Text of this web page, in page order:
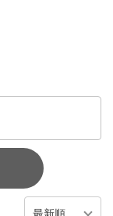
最新順